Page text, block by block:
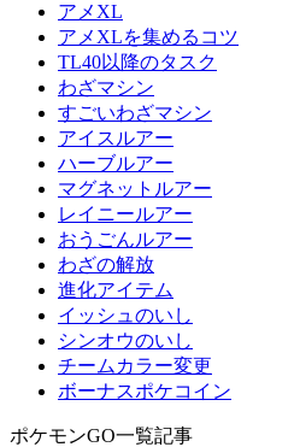
アメXL
アメXLを集めるコツ
TL40以降のタスク
わざマシン
すごいわざマシン
アイスルアー
ハーブルアー
マグネットルアー
レイニールアー
おうごんルアー
わざの解放
進化アイテム
イッシュのいし
シンオウのいし
チームカラー変更
ボーナスポケコイン
ポケモンGO一覧記事